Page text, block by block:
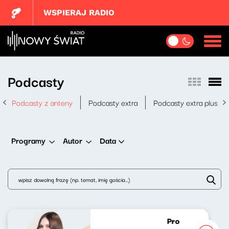
WSPIERAJ RADIO
Podcasty
Podcasty z anteny Podcasty extra Podcasty extra plus
Programy Autor Data
Progresywni